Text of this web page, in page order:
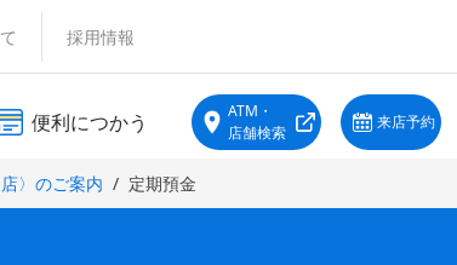
採用情報
便利につかう
ATM・
店舗検索
来店予約
〉のご案内 定期預金